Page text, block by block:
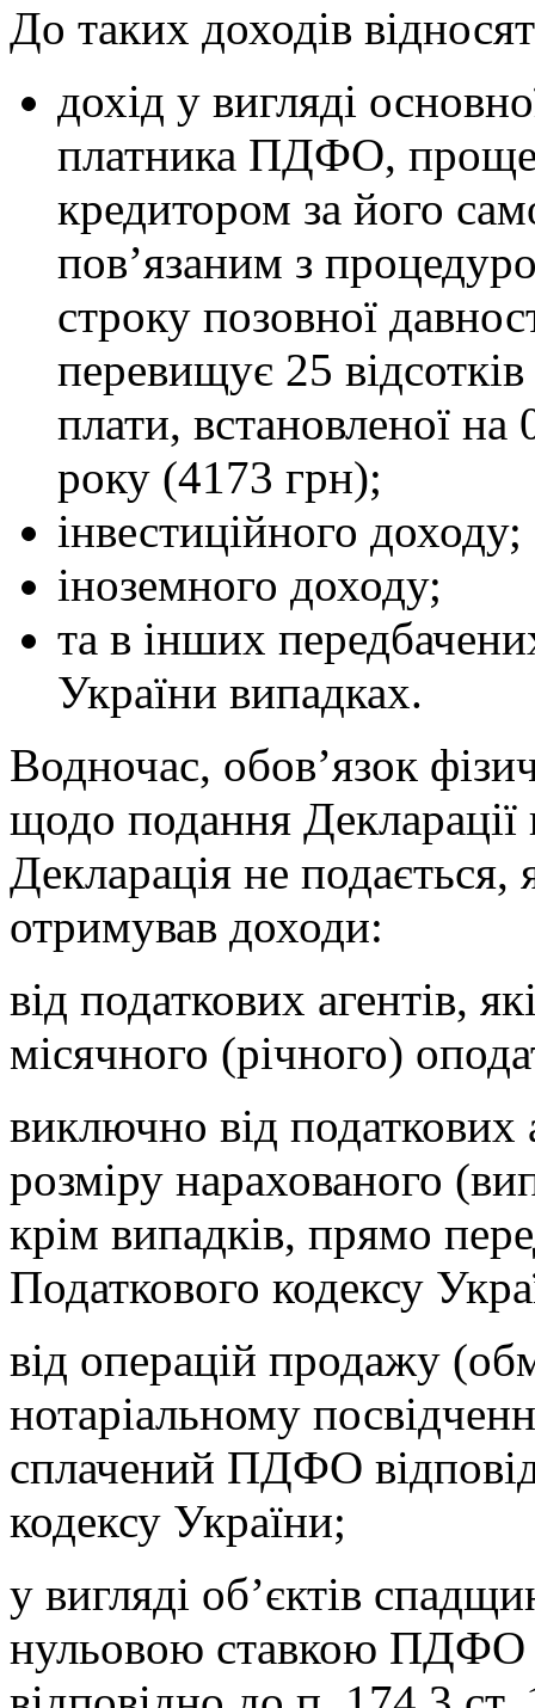
До таких доходів
дохід у вигляді
платника ПДФО,
кредитором за його
пов’язаним з
строку позовної
перевищує 25 відсотків
плати, встановленої на
року (4173 грн);
інвестиційного доходу;
іноземного доходу;
та в інших
України випадках.
Водночас, обов’язок
щодо подання Декларації
Декларація не
отримував доходи:
від податкових агентів,
місячного (річного)
виключно від податкових
розміру нарахованого
крім випадків, прямо
Податкового кодексу
від операцій продажу
нотаріальному
сплачений ПДФО
кодексу України;
у вигляді об’єктів
нульовою ставкою ПДФО